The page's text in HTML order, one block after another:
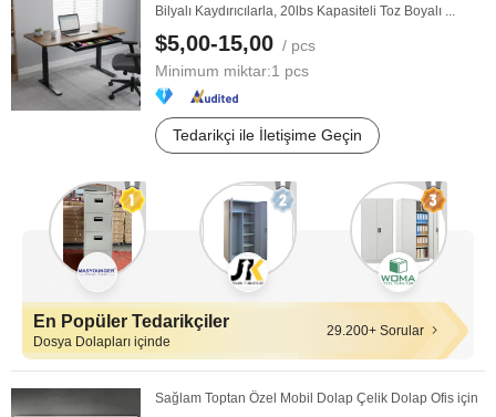
Bilyalı Kaydırıcılarla, 20lbs Kapasiteli Toz Boyalı ...
$5,00-15,00 / pcs
Minimum miktar:1 pcs
Tedarikçi ile İletişime Geçin
En Popüler Tedarikçiler
Dosya Dolapları içinde
29.200+ Sorular
Sağlam Toptan Özel Mobil Dolap Çelik Dolap Ofis için